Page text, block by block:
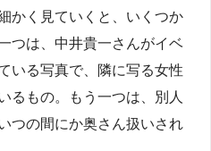
かく見ていくと、いくつか
つは、中井貴一さんがイベ
いる写真で、隣に写る女性
るもの。もう一つは、別人
つの間にか奥さん扱いされ